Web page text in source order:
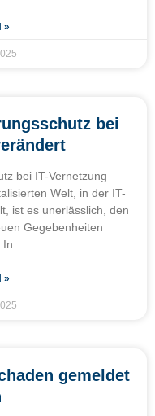
»
bei
bei IT-Vernetzung
Welt, in der IT-
ist es unerlässlich, den
Gegebenheiten
In
»
gemeldet